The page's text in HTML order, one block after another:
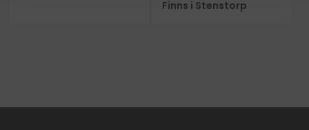
Finns i Stenstorp